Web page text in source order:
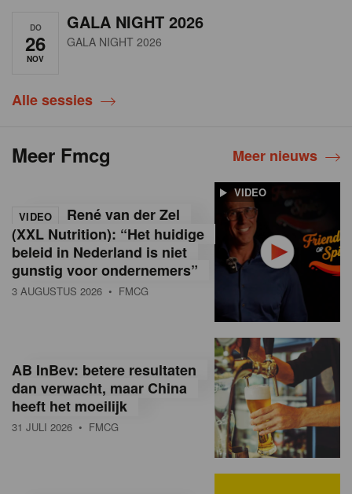
DO
26
NOV
GALA NIGHT 2026
GALA NIGHT 2026
Alle sessies
Meer Fmcg Meer nieuws
VIDEO
VIDEO
René van der Zel
(XXL Nutrition): “Het huidige
beleid in Nederland is niet
gunstig voor ondernemers”
3 AUGUSTUS 2026 • FMCG
AB InBev: betere resultaten
dan verwacht, maar China
heeft het moeilijk
31 JULI 2026 • FMCG